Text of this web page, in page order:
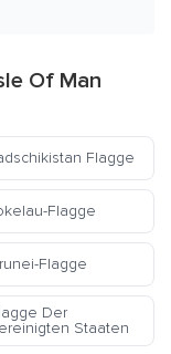
Of Man
Flagge
Flagge
Flagge
Der
Staaten